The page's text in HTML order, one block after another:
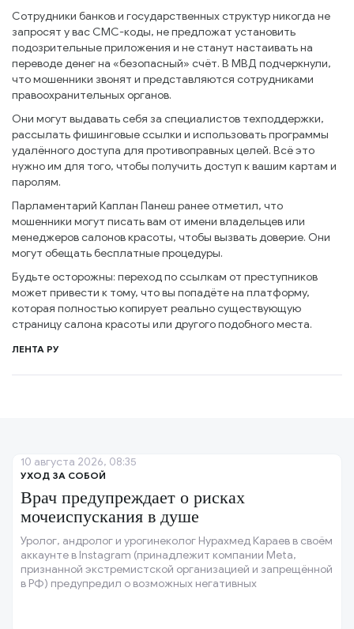
Сотрудники банков и государственных структур никогда не
запросят у вас СМС-коды, не предложат установить
подозрительные приложения и не станут настаивать на
переводе денег на «безопасный» счёт. В МВД подчеркнули,
что мошенники звонят и представляются сотрудниками
правоохранительных органов.
Они могут выдавать себя за специалистов техподдержки,
рассылать фишинговые ссылки и использовать программы
удалённого доступа для противоправных целей. Всё это
нужно им для того, чтобы получить доступ к вашим картам и
паролям.
Парламентарий Каплан Панеш ранее отметил, что
мошенники могут писать вам от имени владельцев или
менеджеров салонов красоты, чтобы вызвать доверие. Они
могут обещать бесплатные процедуры.
Будьте осторожны: переход по ссылкам от преступников
может привести к тому, что вы попадёте на платформу,
которая полностью копирует реально существующую
страницу салона красоты или другого подобного места.
ЛЕНТА РУ
УХОД ЗА СОБОЙ
Врач предупреждает о рисках
мочеиспускания в душе
Уролог, андролог и урогинеколог Нурахмед Караев в своём
аккаунте в Instagram (принадлежит компании Meta,
признанной экстремистской организацией и запрещённой
в РФ) предупредил о возможных негативных
10 августа 2026, 08:35